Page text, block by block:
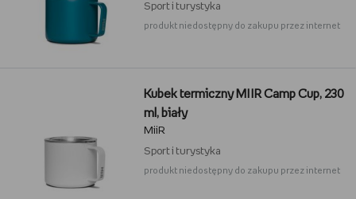
Sport i turystyka
produkt niedostępny do zakupu przez internet
Kubek termiczny MIIR Camp Cup, 230
ml, biały
MiiR
Sport i turystyka
produkt niedostępny do zakupu przez internet